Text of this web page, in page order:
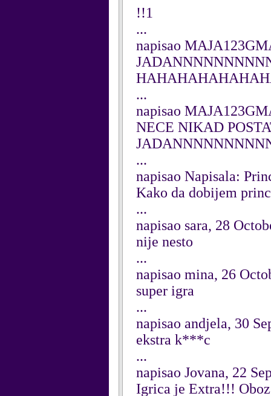
!!1
...
napisao
...
napisao
NECE NIKAD
...
napisao Napisala:
Kako da dobijem
...
napisao sara, 28
nije nesto
...
napisao mina, 26
super igra
...
napisao andjela, 30
ekstra k***c
...
napisao Jovana, 22
Igrica je Extra!!!